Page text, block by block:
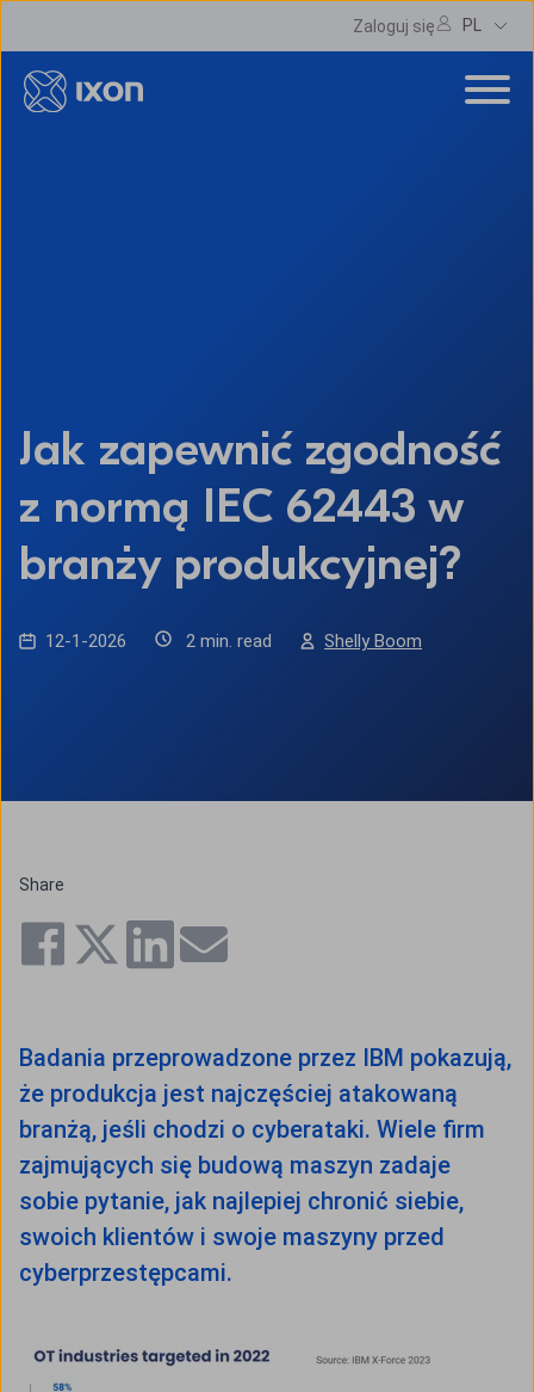
Zaloguj się PL
Jak zapewnić zgodność
z normą IEC 62443 w
branży produkcyjnej?
12-1-2026 2 min. read Shelly Boom
Share
Badania przeprowadzone przez IBM pokazują,
że produkcja jest najczęściej atakowaną
branżą, jeśli chodzi o cyberataki. Wiele firm
zajmujących się budową maszyn zadaje
sobie pytanie, jak najlepiej chronić siebie,
swoich klientów i swoje maszyny przed
cyberprzestępcami.